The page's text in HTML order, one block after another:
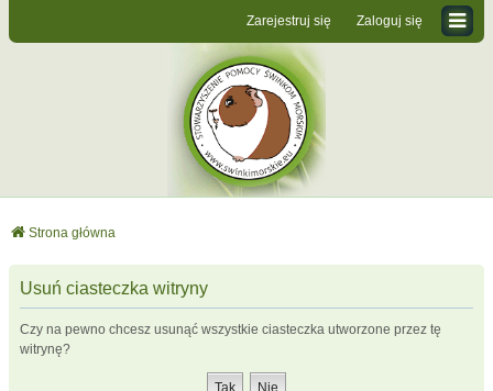
Zaloguj się
Zarejestruj się
Strona główna
Usuń ciasteczka witryny
Czy na pewno chcesz usunąć wszystkie ciasteczka utworzone przez tę
witrynę?